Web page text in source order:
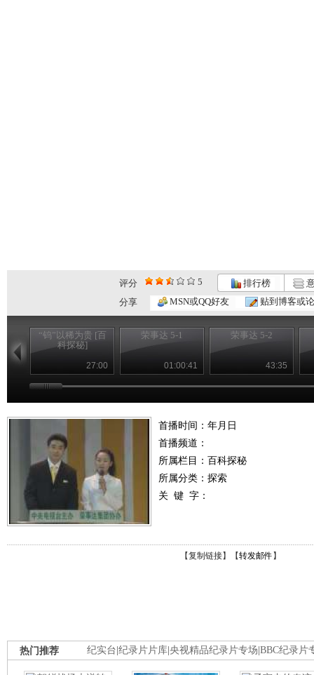
评分 5 排行榜
分享
MSN或QQ好友 贴到博客或
“钨”以稀为贵 [百
科探秘]
27:00
荣事达 5-1
01:00:41
荣事达 5-2
43:35
首播时间：年月日
首播频道：
所属栏目： 百科探秘
所属分类：探索
关 键 字：
【复制链接】【转发邮件 】
纪实台 纪录片片库 央视精品纪录片专场 BBC纪录片
热门推荐